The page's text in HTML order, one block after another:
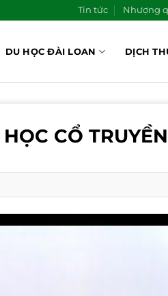
Tin tức Nhượng
DU HỌC ĐÀI LOAN DỊCH
CỔ TRUYỀN